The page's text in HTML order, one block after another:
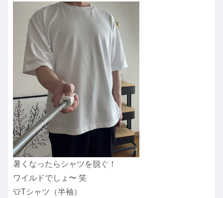
暑くなったらシャツを脱ぐ！
ワイルドでしょ〜 笑
👕Tシャツ（半袖）